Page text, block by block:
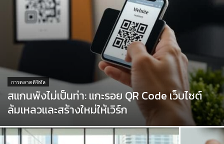
การตลาดดิจิทัล
สแกนพังไม่เป็นท่า: แกะรอย QR Code เว็บไซต์
ล้มเหลวและสร้างใหม่ให้เวิร์ก